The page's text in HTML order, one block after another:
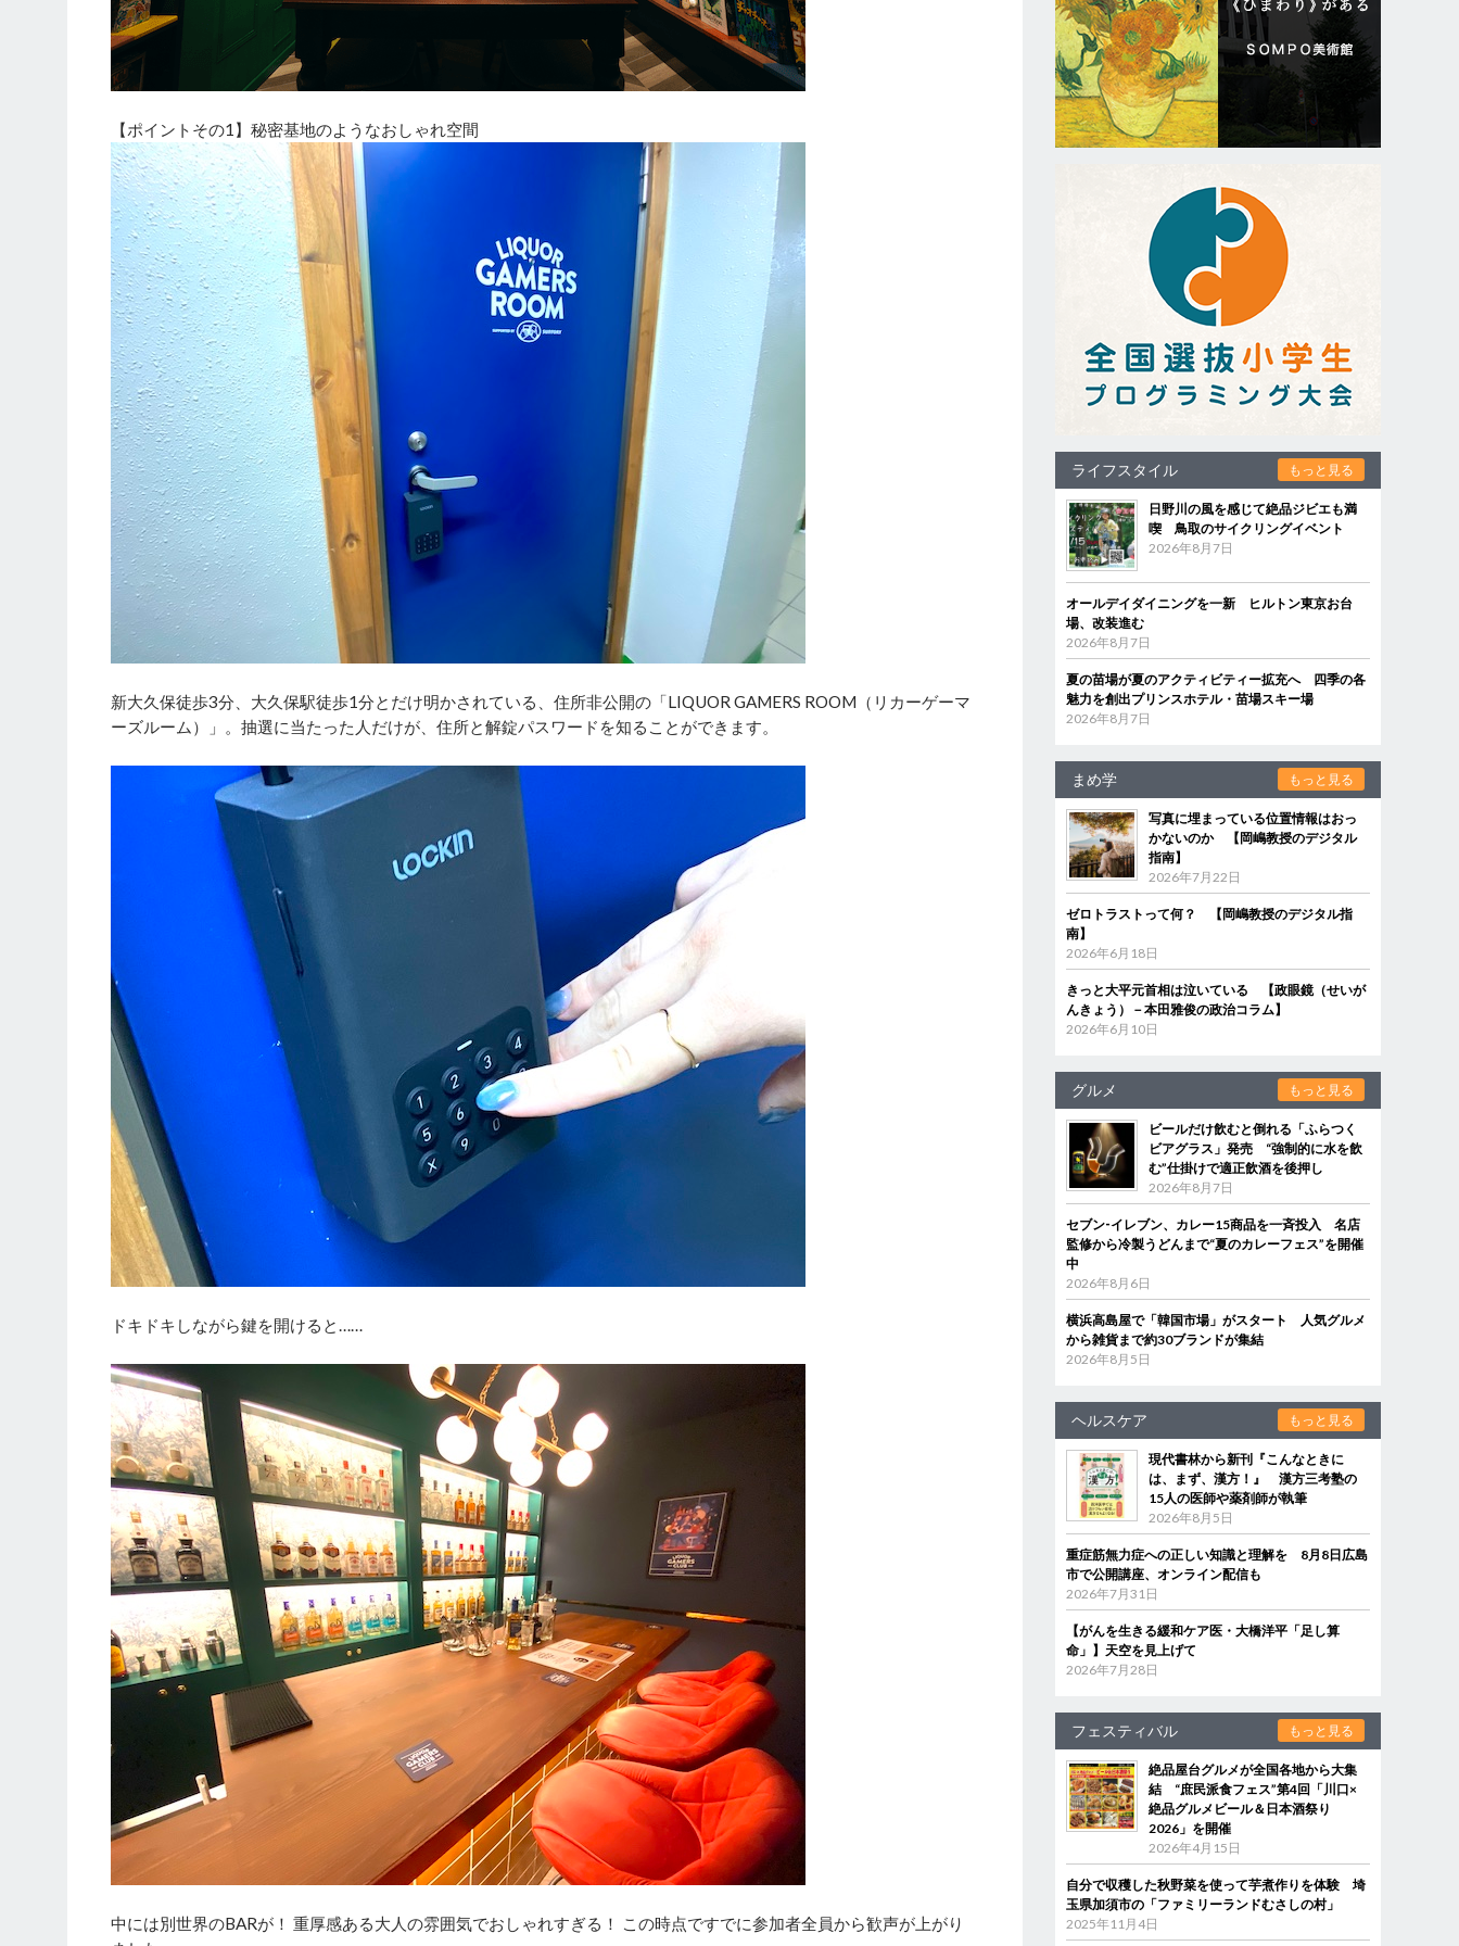
【ポイントその1】秘密基地のようなおしゃれ空間
新大久保徒歩3分、大久保駅徒歩1分とだけ明かされている、住所非公開の「LIQUOR GAMERS ROOM（リカーゲーマ
ーズルーム）」。抽選に当たった人だけが、住所と解錠パスワードを知ることができます。
ドキドキしながら鍵を開けると……
中には別世界のBARが！ 重厚感ある大人の雰囲気でおしゃれすぎる！ この時点ですでに参加者全員から歓声が上がり
ライフスタイル もっと見る
日野川の風を感じて絶品ジビエも満
喫 鳥取のサイクリングイベント
2026年8月7日
オールデイダイニングを一新 ヒルトン東京お台
場、改装進む
2026年8月7日
夏の苗場が夏のアクティビティー拡充へ 四季の各
魅力を創出プリンスホテル・苗場スキー場
2026年8月7日
まめ学 もっと見る
写真に埋まっている位置情報はおっ
かないのか 【岡嶋教授のデジタル
指南】
2026年7月22日
ゼロトラストって何？ 【岡嶋教授のデジタル指
南】
2026年6月18日
きっと大平元首相は泣いている 【政眼鏡（せいが
んきょう）－本田雅俊の政治コラム】
2026年6月10日
グルメ もっと見る
ビールだけ飲むと倒れる「ふらつく
ビアグラス」発売 “強制的に水を飲
む”仕掛けで適正飲酒を後押し
2026年8月7日
セブン‐イレブン、カレー15商品を一斉投入 名店
監修から冷製うどんまで“夏のカレーフェス”を開催
中
2026年8月6日
横浜高島屋で「韓国市場」がスタート 人気グルメ
から雑貨まで約30ブランドが集結
2026年8月5日
ヘルスケア もっと見る
現代書林から新刊『こんなときに
は、まず、漢方！』 漢方三考塾の
15人の医師や薬剤師が執筆
2026年8月5日
重症筋無力症への正しい知識と理解を 8月8日広島
市で公開講座、オンライン配信も
2026年7月31日
【がんを生きる緩和ケア医・大橋洋平「足し算
命」】天空を見上げて
2026年7月28日
フェスティバル もっと見る
絶品屋台グルメが全国各地から大集
結 “庶民派食フェス”第4回「川口×
絶品グルメビール＆日本酒祭り
2026」を開催
2026年4月15日
自分で収穫した秋野菜を使って芋煮作りを体験 埼
玉県加須市の「ファミリーランドむさしの村」
2025年11月4日